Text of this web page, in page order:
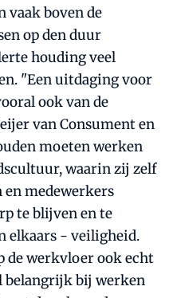
vaak boven de
op den duur
houding veel
"Een uitdaging voor
ook van de
van Consument en
moeten werken
waarin zij zelf
en medewerkers
te blijven en te
elkaars - veiligheid.
de werkvloer ook echt
belangrijk bij werken